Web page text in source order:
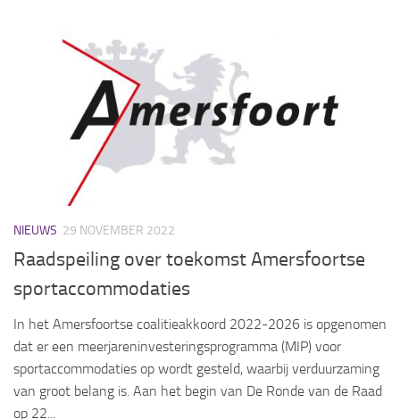
NIEUWS 29 NOVEMBER 2022
Raadspeiling over toekomst Amersfoortse
sportaccommodaties
In het Amersfoortse coalitieakkoord 2022-2026 is opgenomen
dat er een meerjareninvesteringsprogramma (MIP) voor
sportaccommodaties op wordt gesteld, waarbij verduurzaming
van groot belang is. Aan het begin van De Ronde van de Raad
op 22...